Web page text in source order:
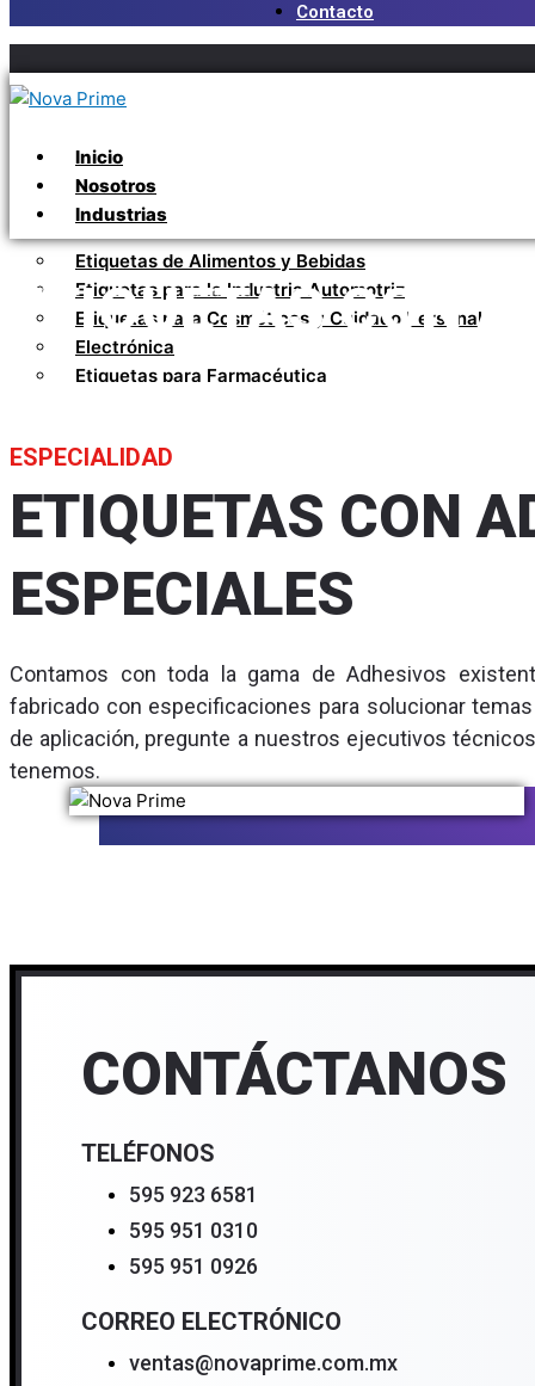
Contacto
Inicio
Nosotros
Industrias
Etiquetas de Alimentos y Bebidas
Etiquetas para la Industria Automotriz
Etiquetas para Cosméticos y Cuidado Personal
Electrónica
Etiquetas para Farmacéutica
Etiquetas Promocionales
Etiquetas para Químicos
Materiales
Contacto
ETIQUETAS CON
ESPECIALIDAD
ETIQUETAS CON
ESPECIALES
Contamos con toda la gama de Adhesivos
fabricado con especificaciones para solucionar
de aplicación, pregunte a nuestros ejecutivos
tenemos.
CONTÁCTANOS
TELÉFONOS
595 923 6581
595 951 0310
595 951 0926
CORREO ELECTRÓNICO
ventas@novaprime.com.mx